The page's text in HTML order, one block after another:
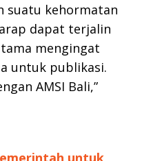
suatu kehormatan
dapat terjalin
mengingat
untuk publikasi.
AMSI Bali,”
untuk